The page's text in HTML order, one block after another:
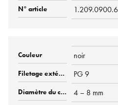
noir
PG 9
4 – 8 mm